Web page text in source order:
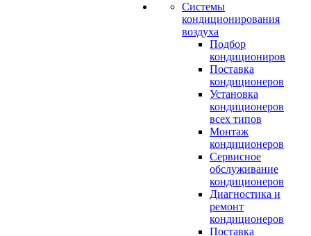
Системы
кондиционирования
воздуха
Подбор
кондициониров
Поставка
кондиционеров
Установка
кондиционеров
всех типов
Монтаж
кондиционеров
Сервисное
обслуживание
кондиционеров
Диагностика и
ремонт
кондиционеров
Поставка